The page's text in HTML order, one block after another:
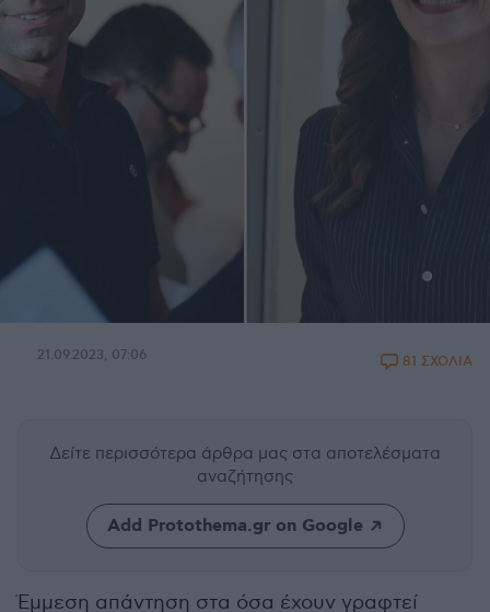
21.09.2023, 07:06 81 ΣΧΟΛΙΑ
Δείτε περισσότερα άρθρα μας στα αποτελέσματα
αναζήτησης
Add Protothema.gr on Google
Έμμεση απάντηση στα όσα έχουν γραφτεί